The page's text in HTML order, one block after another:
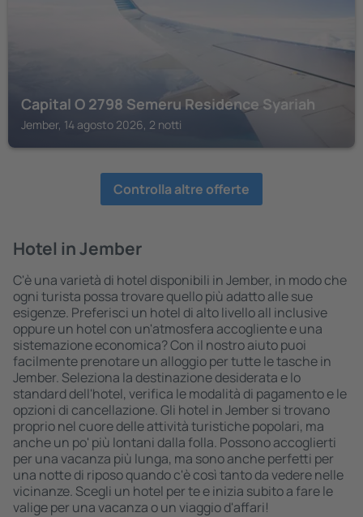
Capital O 2798 Semeru Residence Syariah
Jember, 14 agosto 2026, 2 notti
Controlla altre offerte
Hotel in Jember
C'è una varietà di hotel disponibili in Jember, in modo che
ogni turista possa trovare quello più adatto alle sue
esigenze. Preferisci un hotel di alto livello all inclusive
oppure un hotel con un'atmosfera accogliente e una
sistemazione economica? Con il nostro aiuto puoi
facilmente prenotare un alloggio per tutte le tasche in
Jember. Seleziona la destinazione desiderata e lo
standard dell'hotel, verifica le modalità di pagamento e le
opzioni di cancellazione. Gli hotel in Jember si trovano
proprio nel cuore delle attività turistiche popolari, ma
anche un po' più lontani dalla folla. Possono accoglierti
per una vacanza più lunga, ma sono anche perfetti per
una notte di riposo quando c'è così tanto da vedere nelle
vicinanze. Scegli un hotel per te e inizia subito a fare le
valige per una vacanza o un viaggio d'affari!